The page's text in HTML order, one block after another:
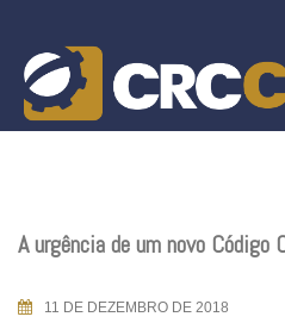
content
A urgência de um novo Código
11 DE DEZEMBRO DE 2018